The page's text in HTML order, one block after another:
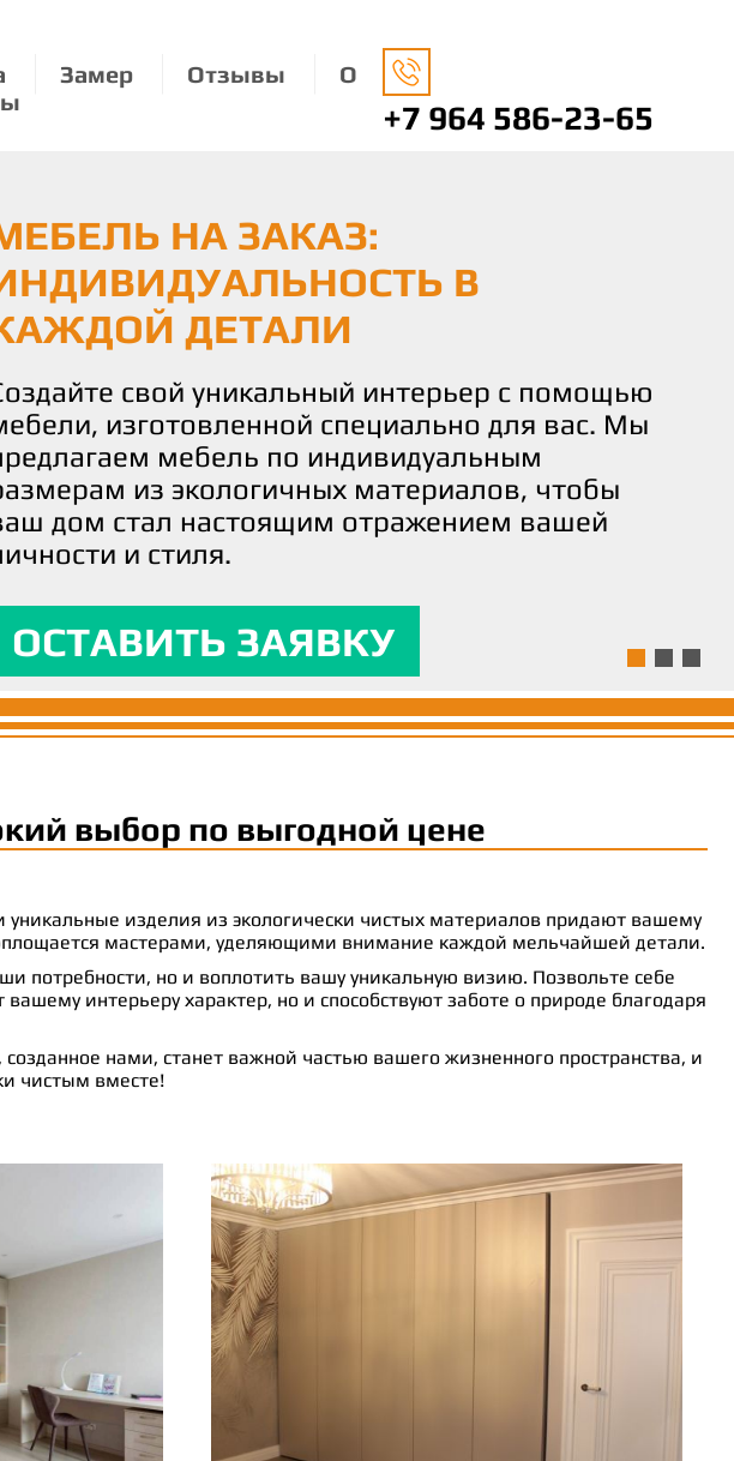
Замер Отзывы
О
+7 964 586-23-65
НА ЗАКАЗ:
В
ДЕТАЛИ
свой уникальный интерьер с помощью
изготовленной специально для вас. Мы
мебель по индивидуальным
из экологичных материалов, чтобы
дом стал настоящим отражением вашей
и стиля.
ОСТАВИТЬ ЗАЯВКУ
МЕБЕЛЬ: ЗАБОТА
ПРИРОДЕ И ВАШЕМ КОМФОРТЕ
бережно относимся к окружающей среде,
только экологически чистые
для изготовления нашей мебели.
изделия не только придают вашему дому
и стиль, но и помогают заботиться о нашей
ОСТАВИТЬ ЗАЯВКУ
ПО ВАШЕМУ ВКУСУ И
КОМФОРТ И
нами вы получаете не просто мебель, а
удовольствие от процесса создания.
команда искусных мастеров готова
ваши идеи и желания в реальность,
каждая деталь мебели соответствовала
ожиданиям и предоставляла
ОСТАВИТЬ ЗАЯВКУ
выбор по выгодной цене
изделия из экологически чистых материалов придают вашему
мастерами, уделяющими внимание каждой мельчайшей детали.
потребности, но и воплотить вашу уникальную визию. Позвольте себе
интерьеру характер, но и способствуют заботе о природе благодаря
нами, станет важной частью вашего жизненного пространства, и
чистым вместе!